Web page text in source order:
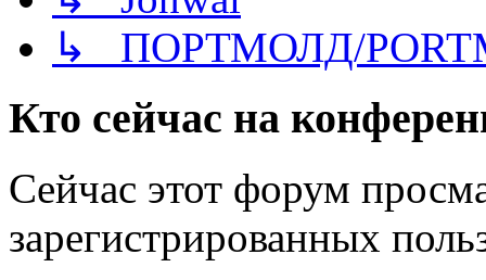
↳ ПОРТМОЛД/
Кто сейчас на
Сейчас этот форум
зарегистрированных